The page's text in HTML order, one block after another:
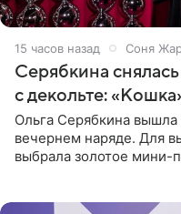
15 часов назад Соня
Серябкина
с декольте:
Ольга Серябкина
вечернем наряде. Для
выбрала золотое мини-